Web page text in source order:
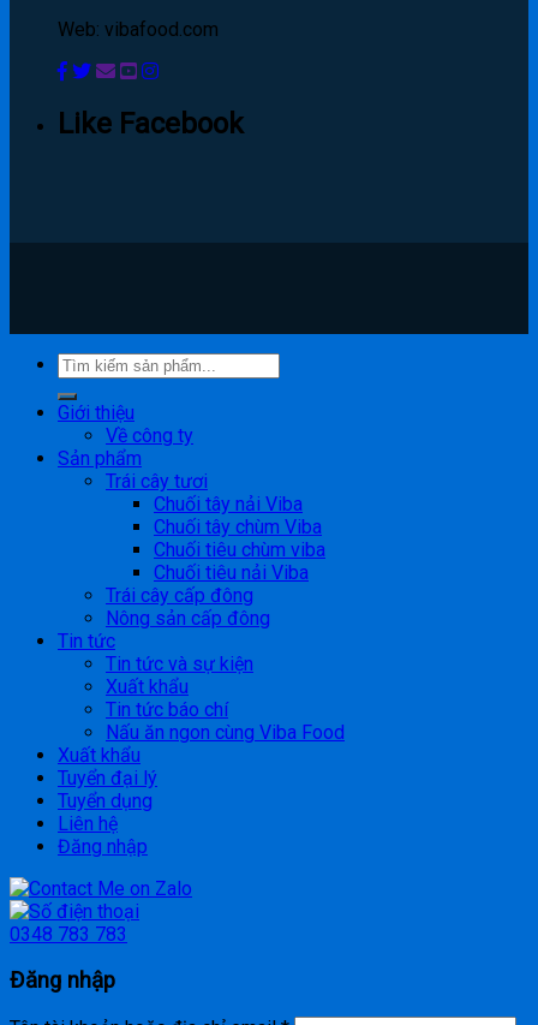
Web: vibafood.com
Like Facebook
Giới thiệu
Về công ty
Sản phẩm
Trái cây tươi
Chuối tây nải Viba
Chuối tây chùm Viba
Chuối tiêu chùm viba
Chuối tiêu nải Viba
Trái cây cấp đông
Nông sản cấp đông
Tin tức
Tin tức và sự kiện
Xuất khẩu
Tin tức báo chí
Nấu ăn ngon cùng Viba Food
Xuất khẩu
Tuyển đại lý
Tuyển dụng
Liên hệ
Đăng nhập
0348 783 783
Đăng nhập